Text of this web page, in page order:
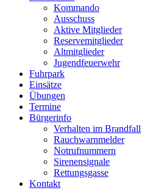
Kommando
Ausschuss
Aktive Mitglieder
Reservemitglieder
Altmitglieder
Jugendfeuerwehr
Fuhrpark
Einsätze
Übungen
Termine
Bürgerinfo
Verhalten im Brandfall
Rauchwarnmelder
Notrufnummern
Sirenensignale
Rettungsgasse
Kontakt